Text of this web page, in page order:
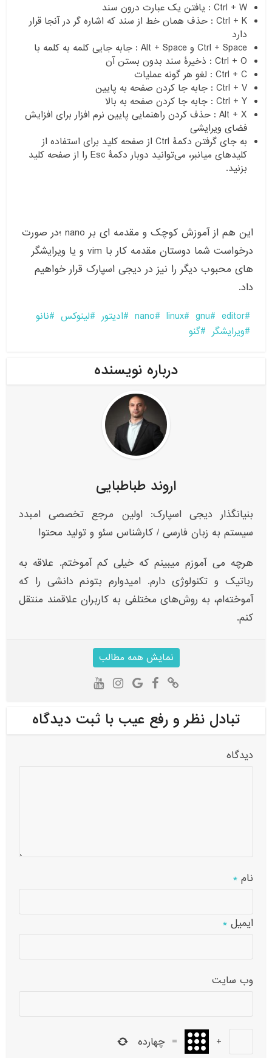
Ctrl + W : یافتن یک عبارت درون سند
Ctrl + K : حذف همان خط از سند که اشاره گر در آنجا قرار
دارد
Ctrl + Space و Alt + Space : جابه جایی کلمه به کلمه با
Ctrl + O : ذخیرۀ سند بدون بستن آن
Ctrl + C : لغو هر گونه عملیات
Ctrl + V : جابه جا کردن صفحه به پایین
Ctrl + Y : جابه جا کردن صفحه به بالا
Alt + X : حذف کردن راهنمایی پایین نرم افزار برای افزایش
فضای ویرایشی
به جای گرفتن دکمۀ Ctrl از صفحه کلید برای استفاده از
کلیدهای میانبر، می‌توانید دوبار دکمۀ Esc را از صفحه کلید
بزنید.
این هم از آموزش کوچک و مقدمه ای بر nano ؛در صورت
درخواست شما دوستان مقدمه کار با vim و یا ویرایشگر
های محبوب دیگر را نیز در دیجی اسپارک قرار خواهیم
داد.
editor
gnu
linux
nano ادیتور لینوکس
نانو
ویرایشگر
گنو
درباره نویسنده
اروند طباطبایی
بنیانگذار دیجی اسپارک: اولین مرجع تخصصی امبدد
سیستم به زبان فارسی / کارشناس سئو و تولید محتوا
هرچه می آموزم میبینم که خیلی کم آموختم. علاقه به
رباتیک و تکنولوژی دارم. امیدوارم بتونم دانشی را که
آموخته‌ام، به روش‌های مختلفی به کاربران علاقمند منتقل
کنم.
نمایش همه مطالب
تبادل نظر و رفع عیب با ثبت دیدگاه
دیدگاه
نام*
ایمیل*
وب‌ سایت
+
= چهارده